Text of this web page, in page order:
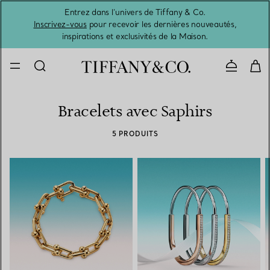
Entrez dans l’univers de Tiffany & Co.
Inscrivez-vouspour recevoir les dernières nouveautés,
inspirations et exclusivités de la Maison.
Bracelets avec Saphirs
5 PRODUITS